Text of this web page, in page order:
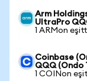
Arm
UltraPro
1 ARMon
Coinbase
QQQ (Ondo
1 COINon